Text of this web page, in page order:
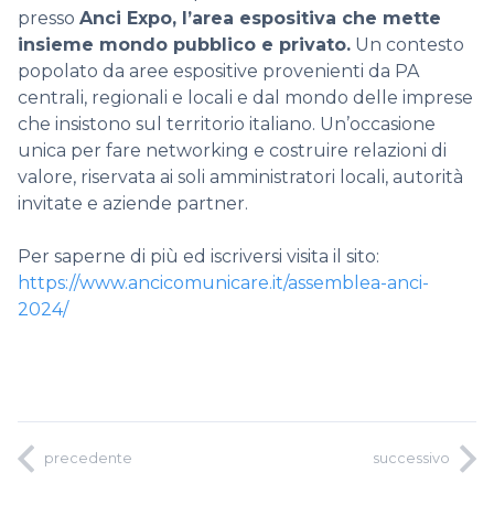
presso Anci Expo, l’area espositiva che mette
insieme mondo pubblico e privato. Un contesto
popolato da aree espositive provenienti da PA
centrali, regionali e locali e dal mondo delle imprese
che insistono sul territorio italiano. Un’occasione
unica per fare networking e costruire relazioni di
valore, riservata ai soli amministratori locali, autorità
invitate e aziende partner.
Per saperne di più ed iscriversi visita il sito:
https://www.ancicomunicare.it/assemblea-anci-
2024/
precedente successivo